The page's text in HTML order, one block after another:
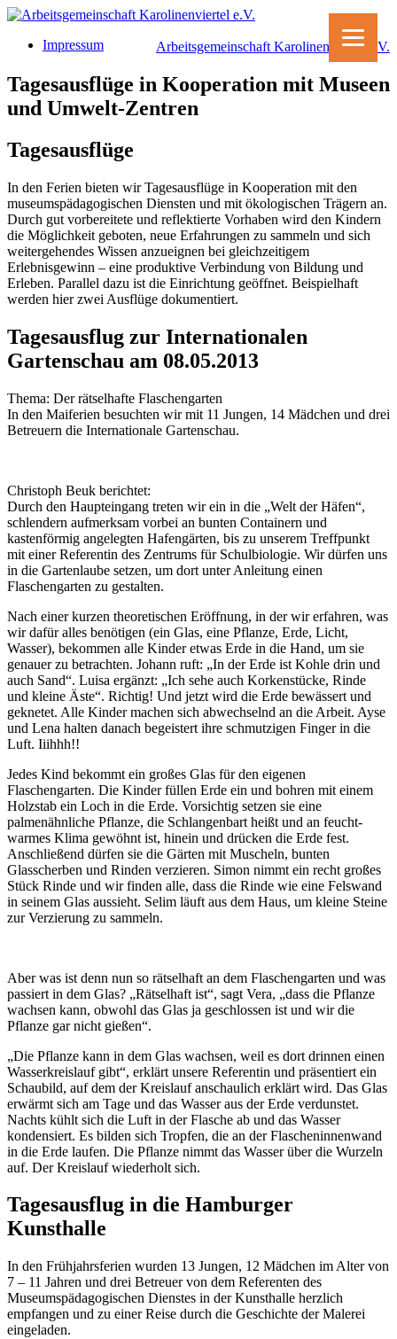
Skip
content
Arbeitsgemeinschaft Karolinenviertel e.V.
Tagesausflüge in Kooperation mit Museen
und Umwelt-Zentren
Tagesausflüge
In den Ferien bieten wir Tagesausflüge in Kooperation mit den
museumspädagogischen Diensten und mit ökologischen Trägern an.
Durch gut vorbereitete und reflektierte Vorhaben wird den Kindern
die Möglichkeit geboten, neue Erfahrungen zu sammeln und sich
weitergehendes Wissen anzueignen bei gleichzeitigem
Erlebnisgewinn – eine produktive Verbindung von Bildung und
Erleben. Parallel dazu ist die Einrichtung geöffnet. Beispielhaft
werden hier zwei Ausflüge dokumentiert.
Tagesausflug zur Internationalen
Gartenschau am 08.05.2013
Thema: Der rätselhafte Flaschengarten
In den Maiferien besuchten wir mit 11 Jungen, 14 Mädchen und drei
Betreuern die Internationale Gartenschau.
Christoph Beuk berichtet:
Durch den Haupteingang treten wir ein in die „Welt der Häfen“,
schlendern aufmerksam vorbei an bunten Containern und
kastenförmig angelegten Hafengärten, bis zu unserem Treffpunkt
mit einer Referentin des Zentrums für Schulbiologie. Wir dürfen uns
in die Gartenlaube setzen, um dort unter Anleitung einen
Flaschengarten zu gestalten.
Nach einer kurzen theoretischen Eröffnung, in der wir erfahren, was
wir dafür alles benötigen (ein Glas, eine Pflanze, Erde, Licht,
Wasser), bekommen alle Kinder etwas Erde in die Hand, um sie
genauer zu betrachten. Johann ruft: „In der Erde ist Kohle drin und
auch Sand“. Luisa ergänzt: „Ich sehe auch Korkenstücke, Rinde
und kleine Äste“. Richtig! Und jetzt wird die Erde bewässert und
geknetet. Alle Kinder machen sich abwechselnd an die Arbeit. Ayse
und Lena halten danach begeistert ihre schmutzigen Finger in die
Luft. Iiihhh!!
Jedes Kind bekommt ein großes Glas für den eigenen
Flaschengarten. Die Kinder füllen Erde ein und bohren mit einem
Holzstab ein Loch in die Erde. Vorsichtig setzen sie eine
palmenähnliche Pflanze, die Schlangenbart heißt und an feucht-
warmes Klima gewöhnt ist, hinein und drücken die Erde fest.
Anschließend dürfen sie die Gärten mit Muscheln, bunten
Glasscherben und Rinden verzieren. Simon nimmt ein recht großes
Stück Rinde und wir finden alle, dass die Rinde wie eine Felswand
in seinem Glas aussieht. Selim läuft aus dem Haus, um kleine Steine
zur Verzierung zu sammeln.
Aber was ist denn nun so rätselhaft an dem Flaschengarten und was
passiert in dem Glas? „Rätselhaft ist“, sagt Vera, „dass die Pflanze
wachsen kann, obwohl das Glas ja geschlossen ist und wir die
Pflanze gar nicht gießen“.
„Die Pflanze kann in dem Glas wachsen, weil es dort drinnen einen
Wasserkreislauf gibt“, erklärt unsere Referentin und präsentiert ein
Schaubild, auf dem der Kreislauf anschaulich erklärt wird. Das Glas
erwärmt sich am Tage und das Wasser aus der Erde verdunstet.
Nachts kühlt sich die Luft in der Flasche ab und das Wasser
kondensiert. Es bilden sich Tropfen, die an der Flascheninnenwand
in die Erde laufen. Die Pflanze nimmt das Wasser über die Wurzeln
auf. Der Kreislauf wiederholt sich.
Tagesausflug in die Hamburger
Kunsthalle
In den Frühjahrsferien wurden 13 Jungen, 12 Mädchen im Alter von
7 – 11 Jahren und drei Betreuer von dem Referenten des
Museumspädagogischen Dienstes in der Kunsthalle herzlich
empfangen und zu einer Reise durch die Geschichte der Malerei
eingeladen.
Impressum